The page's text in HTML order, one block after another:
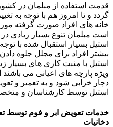
قدمت استفاده از مبلمان در
گردد و تا امروز هم با توجه به
خانه های افراد صورت گرفته
است مبلمان تنوع بسیار زیادی
استیل بسیار استقبال شده با
بیشتر افراد برای مجلل جلوه
استیل با منبت کاری های بسیار
ویژه پارچه های اعیانی می
دچار خرابی شود و به تعمیر و
استیل توسط کارشناسان و
خدمات تعویض ابر و فوم توسط
دخانیات